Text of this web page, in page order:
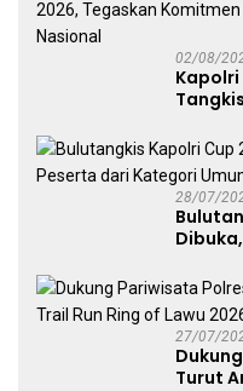
02/08/
Kapolri
Atlet
28/07/
27/07/
Turut